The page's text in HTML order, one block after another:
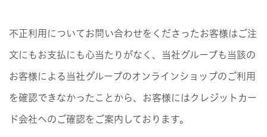
不正利用についてお問い合わせをくださったお客様はご注
文にもお支払にも心当たりがなく、当社グループも当該の
お客様による当社グループのオンラインショップのご利用
を確認できなかったことから、お客様にはクレジットカー
ド会社へのご確認をご案内しております。